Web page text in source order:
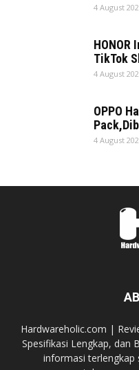
4 August
HONOR
TikTok
4 August
OPPO
4 August
Hardwareholic.com |
Spesifikasi Lengkap, dan
informasi terlengkap